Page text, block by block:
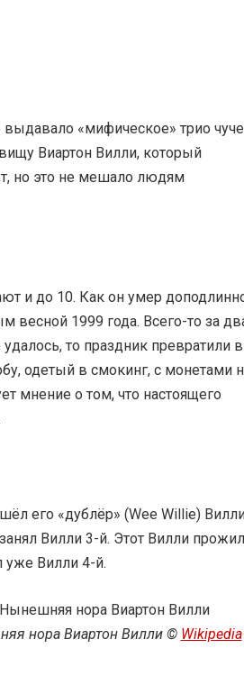
«мифическое» трио
Виартон Вилли, который
но это не мешало людям
и до 10. Как он умер
весной 1999 года. Всего-то за
то праздник превратили в
одетый в смокинг, с монетами
мнение о том, что настоящего
его «дублёр» (Wee Willie)
Вилли 3-й. Этот Вилли прожил
уже Вилли 4-й.
нора Виартон Вилли © Wikipedia